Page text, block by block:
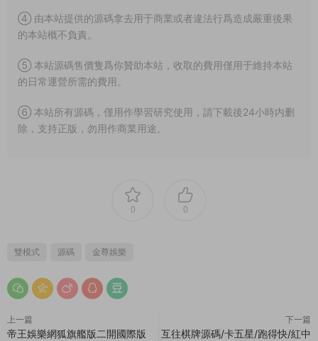
④ 由本站提供的源碼拿去用于商業或者違法行爲造成嚴重後果
的本站概不負責。
⑤ 本站源碼售價隻爲你贊助本站，收取的費用僅用于維持本站
的日常運營所需的費用。
⑥ 本站所有源碼，僅用作學習研究使用，請下載後24小時内删
除，支持正版，勿用作商業用途。
0 0
雙模式 源碼 金尊娛樂
上一篇
帝王娛樂網狐旗艦版二開國際版
下一篇
互往棋牌源碼/卡五星/跑得快/紅中